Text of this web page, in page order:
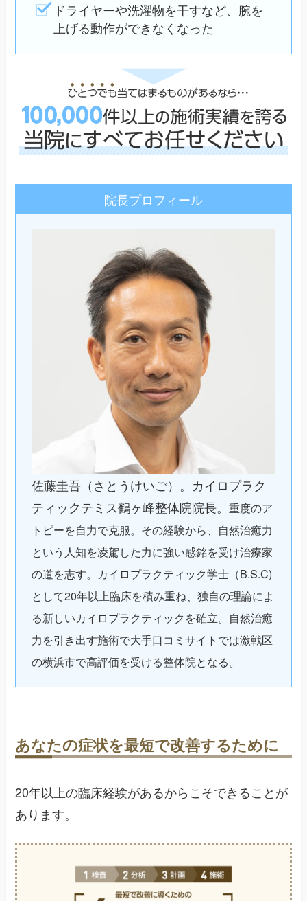
ドライヤーや洗濯物を干すなど、腕を
上げる動作ができなくなった
院長プロフィール
佐藤圭吾（さとうけいご）。カイロプラク
ティックテミス鶴ヶ峰整体院院長。 重度のア
トピーを自力で克服。その経験から、自然治癒力
という人知を凌駕した力に強い感銘を受け治療家
の道を志す。カイロプラクティック学士（B.S.C)
として20年以上臨床を積み重ね、独自の理論によ
る新しいカイロプラクティックを確立。自然治癒
力を引き出す施術で大手口コミサイトでは激戦区
の横浜市で高評価を受ける整体院となる。
あなたの症状を最短で改善するために
20年以上の臨床経験があるからこそできることが
あります。